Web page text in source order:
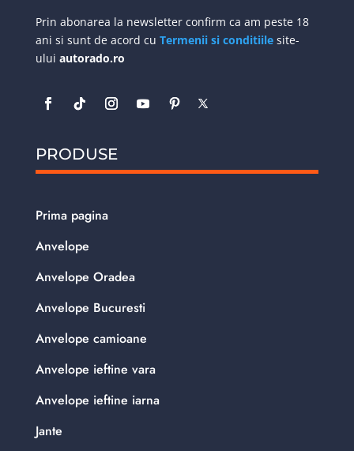
Prin abonarea la newsletter confirm ca am peste 18
ani si sunt de acord cu Termenii si conditiilesite-
ului autorado.ro
PRODUSE
Prima pagina
Anvelope
Anvelope Oradea
Anvelope Bucuresti
Anvelope camioane
Anvelope ieftine vara
Anvelope ieftine iarna
Jante